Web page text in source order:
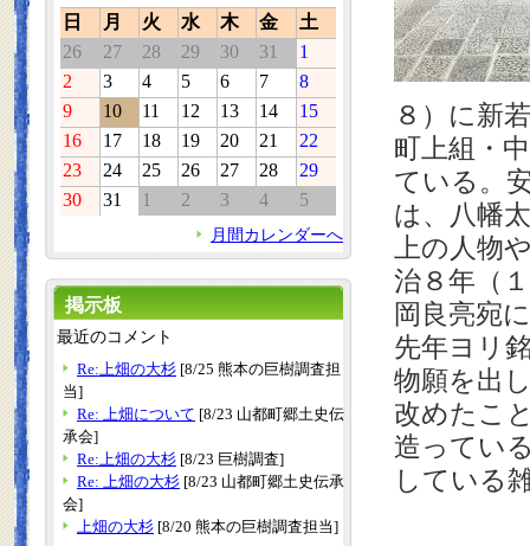
８）に新
町上組・
ている。
は、八幡
上の人物
治８年（
岡良亮宛
先年ヨリ
物願を出
改めたこ
造ってい
している
日
月 火 水 木 金
土
26
27 28 29 30 31
1
2
3 4 5 6 7
8
9
10 11 12 13 14
15
16
17 18 19 20 21
22
23
24 25 26 27 28
29
30
31 1 2 3 4 5
月間カレンダーへ
掲示板
最近のコメント
Re:上畑の大杉 [8/25 熊本の巨樹調査担
当]
Re: 上畑について [8/23 山都町郷土史伝
承会]
Re:上畑の大杉 [8/23 巨樹調査]
Re: 上畑の大杉 [8/23 山都町郷土史伝承
会]
上畑の大杉 [8/20 熊本の巨樹調査担当]